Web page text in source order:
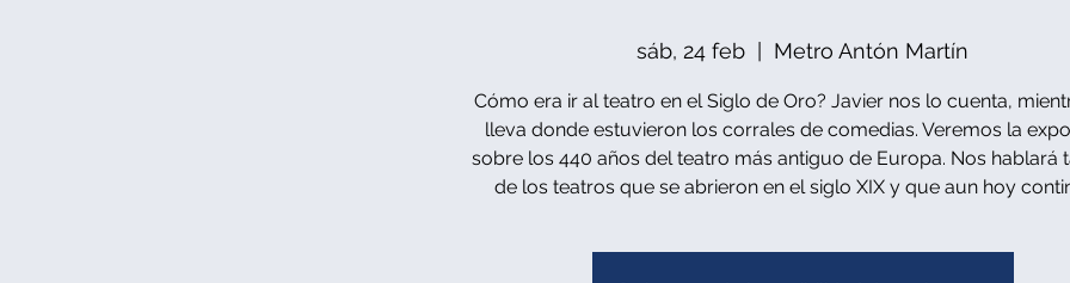
sáb, 24 feb Metro Antón Martín
Cómo era ir al teatro en el Siglo de Oro? Javier nos lo cuenta,
lleva donde estuvieron los corrales de comedias. Veremos la
sobre los 440 años del teatro más antiguo de Europa. Nos hablará
de los teatros que se abrieron en el siglo XIX y que aun hoy